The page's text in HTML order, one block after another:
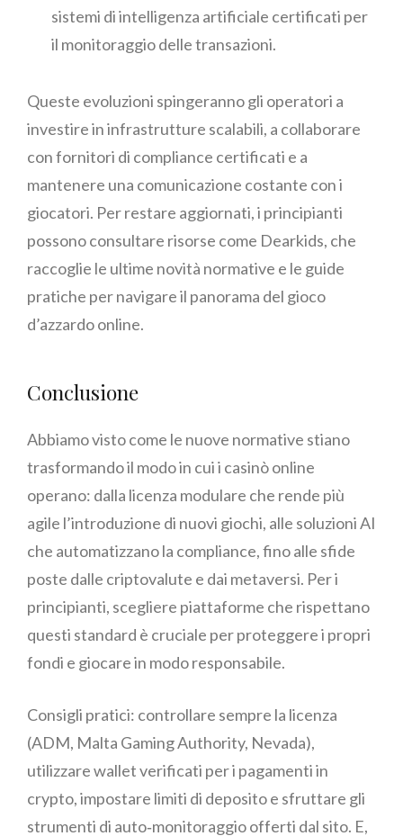
sistemi di intelligenza artificiale certificati per
il monitoraggio delle transazioni.
Queste evoluzioni spingeranno gli operatori a
investire in infrastrutture scalabili, a collaborare
con fornitori di compliance certificati e a
mantenere una comunicazione costante con i
giocatori. Per restare aggiornati, i principianti
possono consultare risorse come Dearkids, che
raccoglie le ultime novità normative e le guide
pratiche per navigare il panorama del gioco
d’azzardo online.
Conclusione
Abbiamo visto come le nuove normative stiano
trasformando il modo in cui i casinò online
operano: dalla licenza modulare che rende più
agile l’introduzione di nuovi giochi, alle soluzioni AI
che automatizzano la compliance, fino alle sfide
poste dalle criptovalute e dai metaversi. Per i
principianti, scegliere piattaforme che rispettano
questi standard è cruciale per proteggere i propri
fondi e giocare in modo responsabile.
Consigli pratici: controllare sempre la licenza
(ADM, Malta Gaming Authority, Nevada),
utilizzare wallet verificati per i pagamenti in
crypto, impostare limiti di deposito e sfruttare gli
strumenti di auto‑monitoraggio offerti dal sito. E,